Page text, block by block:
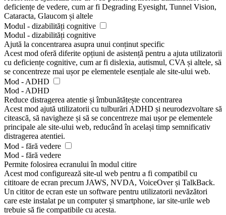
deficiențe de vedere, cum ar fi Degrading Eyesight, Tunnel Vision,
Cataracta, Glaucom și altele
Modul - dizabilități cognitive
Modul - dizabilități cognitive
Ajută la concentrarea asupra unui conținut specific
Acest mod oferă diferite opțiuni de asistență pentru a ajuta utilizatorii
cu deficiențe cognitive, cum ar fi dislexia, autismul, CVA și altele, să
se concentreze mai ușor pe elementele esențiale ale site-ului web.
Mod - ADHD
Mod - ADHD
Reduce distragerea atentie și îmbunătățește concentrarea
Acest mod ajută utilizatorii cu tulburări ADHD și neurodezvoltare să
citească, să navigheze și să se concentreze mai ușor pe elementele
principale ale site-ului web, reducând în același timp semnificativ
distragerea atentiei.
Mod - fără vedere
Mod - fără vedere
Permite folosirea ecranului în modul citire
Acest mod configurează site-ul web pentru a fi compatibil cu
cititoare de ecran precum JAWS, NVDA, VoiceOver și TalkBack.
Un cititor de ecran este un software pentru utilizatorii nevăzători
care este instalat pe un computer și smartphone, iar site-urile web
trebuie să fie compatibile cu acesta.